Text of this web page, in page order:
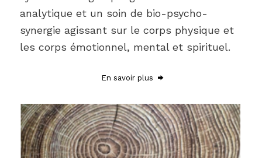
analytique et un soin de bio-psycho-
synergie agissant sur le corps physique et
les corps émotionnel, mental et spirituel.
En savoir plus